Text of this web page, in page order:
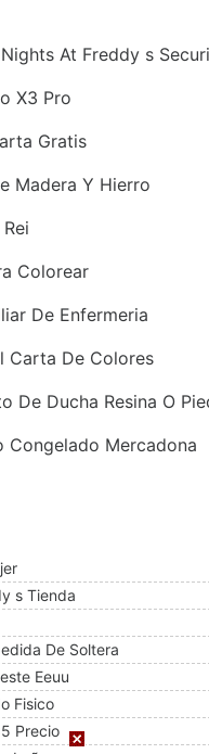
At Freddy s
X3 Pro
Gratis
Madera Y Hierro
Colorear
De Enfermeria
Carta De Colores
De Ducha Resina O
Congelado Mercadona
s Tienda
De Soltera
Eeuu
Fisico
Precio